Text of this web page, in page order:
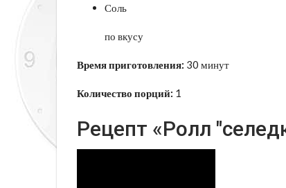
Соль
по вкусу
Время приготовления: 30 минут
Количество порций: 1
Рецепт «Ролл